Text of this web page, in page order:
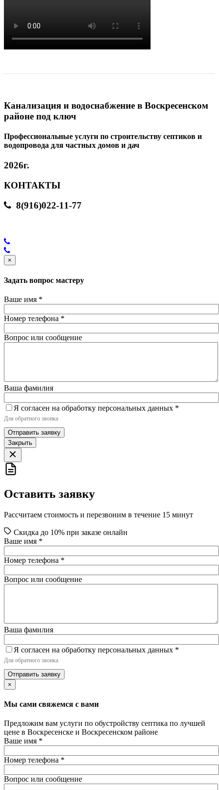
Канализация и водоснабжение в Воскресенском
районе под ключ
Профессиональные услуги по строительству септиков и
водопровода для частных домов и дач
2026г.
КОНТАКТЫ
8(916)022-11-77
×
Задать вопрос мастеру
Ваше имя *
Номер телефона *
Вопрос или сообщение
Ваша фамилия
Я согласен на обработку персональных данных *
Для обратного звонка
Отправить заявку
Закрыть
Оставить заявку
Рассчитаем стоимость и перезвоним в течение 15 минут
Скидка до 10% при заказе онлайн
Ваше имя *
Номер телефона *
Вопрос или сообщение
Ваша фамилия
Я согласен на обработку персональных данных *
Для обратного звонка
Отправить заявку
×
Мы сами свяжемся с вами
Предложим вам услуги по обустройству септика по лучшей
цене в Воскресенске и Воскресенском районе
Ваше имя *
Номер телефона *
Вопрос или сообщение